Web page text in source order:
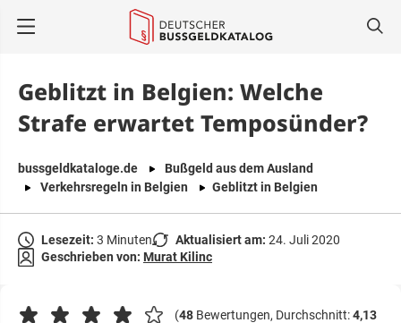
Geblitzt in Belgien: Welche
Strafe erwartet Temposünder?
bussgeldkataloge.de
Bußgeld aus dem Ausland
Verkehrsregeln in Belgien
Geblitzt in Belgien
Lesezeit: 3 Minuten Aktualisiert am: 24. Juli 2020
Geschrieben von: Murat Kilinc
(48 Bewertungen, Durchschnitt:4,13